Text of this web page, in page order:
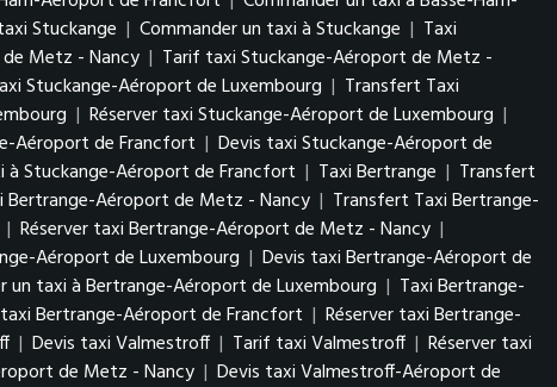
Stuckange | Commander un taxi à Stuckange | Taxi
Metz - Nancy | Tarif taxi Stuckange-Aéroport de Metz -
Stuckange-Aéroport de Luxembourg | Transfert Taxi
| Réserver taxi Stuckange-Aéroport de Luxembourg |
Aéroport de Francfort | Devis taxi Stuckange-Aéroport de
à Stuckange-Aéroport de Francfort | Taxi Bertrange | Transfert
Bertrange-Aéroport de Metz - Nancy | Transfert Taxi Bertrange-
| Réserver taxi Bertrange-Aéroport de Metz - Nancy |
Aéroport de Luxembourg | Devis taxi Bertrange-Aéroport de
un taxi à Bertrange-Aéroport de Luxembourg | Taxi Bertrange-
Bertrange-Aéroport de Francfort | Réserver taxi Bertrange-
| Devis taxi Valmestroff | Tarif taxi Valmestroff | Réserver taxi
de Metz - Nancy | Devis taxi Valmestroff-Aéroport de